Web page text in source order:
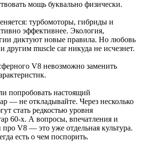
мощь буквально физически.
турбомоторы, гибриды и
эффективнее. Экология,
диктуют новые правила. Но любовь
другим muscle car никуда не исчезнет.
V8 невозможно заменить
попробовать настоящий
— не откладывайте. Через несколько
стать редкостью уровня
60-х. А вопросы, впечатления и
V8 — это уже отдельная культура.
есть о чем поспорить.